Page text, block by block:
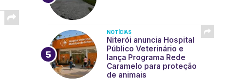
NOTÍCIAS
Niterói anuncia Hospital
Público Veterinário e
lança Programa Rede
Caramelo para proteção
de animais